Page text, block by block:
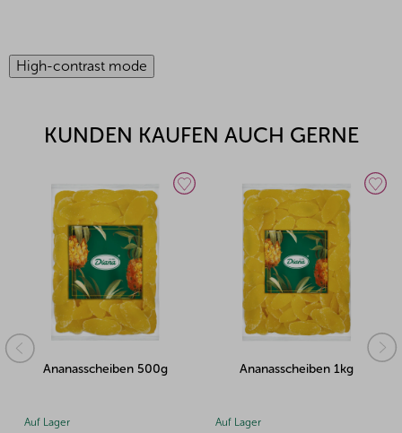
High-contrast mode
KUNDEN KAUFEN AUCH GERNE
Ananasscheiben 500g
Auf Lager
Ananasscheiben 1kg
Auf Lager